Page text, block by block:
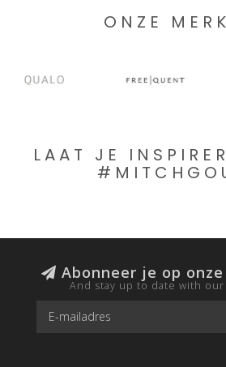
ONZE
LAAT JE
Abonneer je op
And stay up to date with